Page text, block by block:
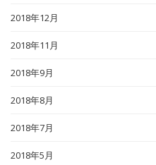
2018年12月
2018年11月
2018年9月
2018年8月
2018年7月
2018年5月